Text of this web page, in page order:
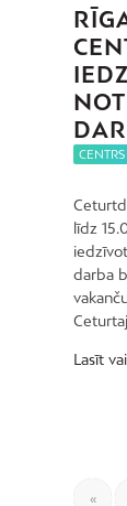
CENTRS
līdz
darba
Lasīt
«